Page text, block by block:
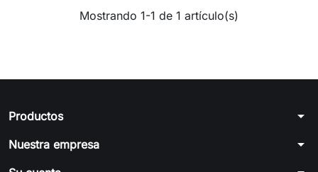
Mostrando 1-1 de 1 artículo(s)
Productos arrow_drop_down
Nuestra empresa arrow_drop_down